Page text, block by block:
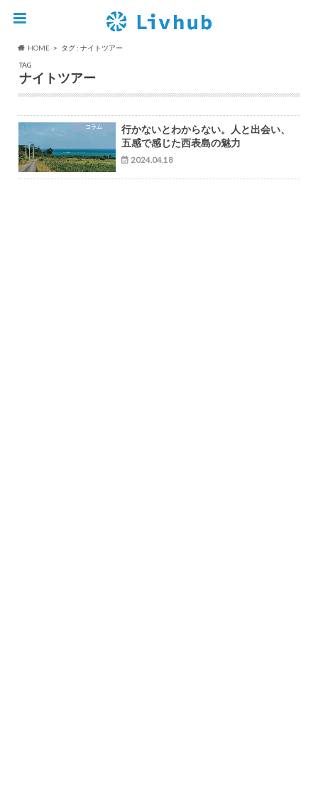
HOME
タグ : ナイトツアー
TAG
ナイトツアー
コラム
行かないとわからない。人と出会い、
五感で感じた西表島の魅力
2024.04.18